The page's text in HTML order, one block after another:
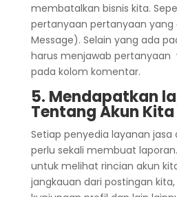
membatalkan bisnis kita.
pertanyaan pertanyaan yang
Message). Selain yang ada
harus menjawab pertanyaan
pada kolom komentar.
5. Mendapatkan
Tentang Akun Kita
Setiap penyedia layanan
perlu sekali membuat
untuk melihat rincian akun
jangkauan dari postingan